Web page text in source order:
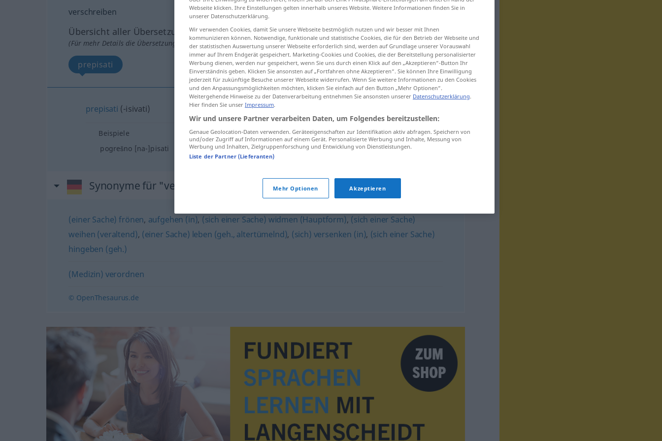
verschreiben
Übersicht aller Übersetzungen
(Für mehr Details die Übersetzung anklicken/antippen)
prepisati
prepisati (-isivati)
Beispiele
pogrešno [na-]pisati
sich verschreiben
Synonyme für "verschreiben"
(einer Sache) frönen, aufgehen (in), (sich einer Sache) widmen (Hauptform), (sich einer Sache)
weihen (veraltend), (einer Sache) leben (geh., altertümelnd), (sich) versenken (in), (sich einer Sache)
hingeben (geh.)
(Medizin) verordnen
© OpenThesaurus.de
Webseite klicken. Ihre Einstellungen gelten innerhalb unseres Website. Weitere Informationen finden Sie in
unserer Datenschutzerklärung.
Wir verwenden Cookies, damit Sie unsere Webseite bestmöglich nutzen und wir besser mit Ihnen
kommunizieren können. Notwendige, funktionale und statistische Cookies, die für den Betrieb der Webseite und
der statistischen Auswertung unserer Webseite erforderlich sind, werden auf Grundlage unserer Vorauswahl
immer auf Ihrem Endgerät gespeichert. Marketing-Cookies und Cookies, die der Bereitstellung personalisierter
Werbung dienen, werden nur gespeichert, wenn Sie uns durch einen Klick auf den „Akzeptieren“-Button Ihr
Einverständnis geben. Klicken Sie ansonsten auf „Fortfahren ohne Akzeptieren“. Sie können Ihre Einwilligung
jederzeit für zukünftige Besuche unserer Webseite widerrufen. Wenn Sie weitere Informationen zu den Cookies
und den Anpassungsmöglichkeiten möchten, klicken Sie einfach auf den Button „Mehr Optionen“.
Weitergehende Hinweise zu der Datenverarbeitung entnehmen Sie ansonsten unserer Datenschutzerklärung.
Hier finden Sie unser Impressum.
Wir und unsere Partner verarbeiten Daten, um Folgendes bereitzustellen:
Genaue Geolocation-Daten verwenden. Geräteeigenschaften zur Identifikation aktiv abfragen. Speichern von
und/oder Zugriff auf Informationen auf einem Gerät. Personalisierte Werbung und Inhalte, Messung von
Werbung und Inhalten, Zielgruppenforschung und Entwicklung von Dienstleistungen.
Liste der Partner (Lieferanten)
Mehr Optionen Akzeptieren